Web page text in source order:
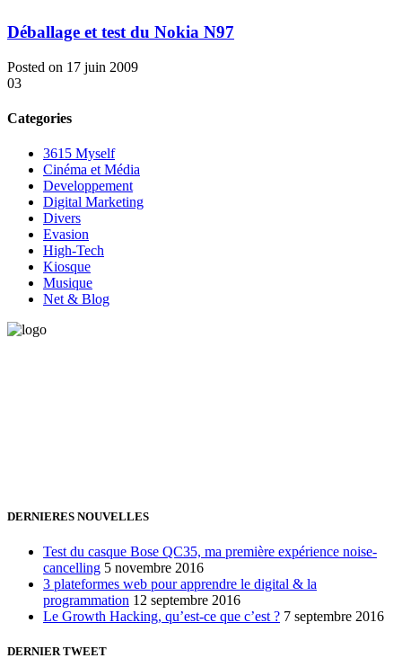
Déballage et test du Nokia N97
Posted on 17 juin 2009
03
Categories
3615 Myself
Cinéma et Média
Developpement
Digital Marketing
Divers
Evasion
High-Tech
Kiosque
Musique
Net & Blog
DERNIERES NOUVELLES
Test du casque Bose QC35, ma première expérience noise-
cancelling 5 novembre 2016
3 plateformes web pour apprendre le digital & la
programmation 12 septembre 2016
Le Growth Hacking, qu’est-ce que c’est ? 7 septembre 2016
DERNIER TWEET